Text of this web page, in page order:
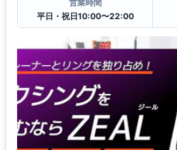
営業時間
平日・祝日10:00〜22:00